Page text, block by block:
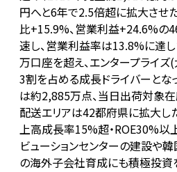
円へと6年で2.5倍超に拡大させ
比+15.9%、営業利益+24.6%の
速し、営業利益率は13.8%に達
万口座を超え、エンタープライ
3割を占める成長ドライバーとな
は約2,885万点、当日出荷対象
配送エリアは42都府県に拡大し
上高成長率15%超・ROE30%以
ビューションセンターの建設や韓
の海外子会社育成にも積極投資